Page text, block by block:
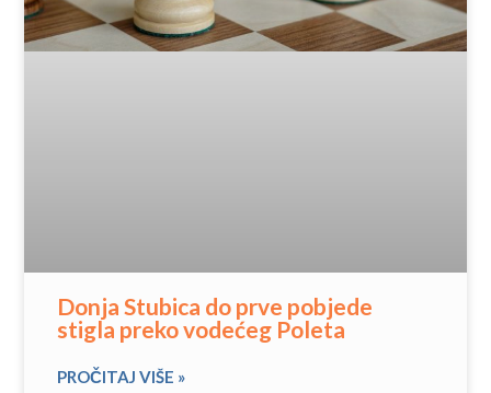
Donja Stubica do prve pobjede
stigla preko vodećeg Poleta
PROČITAJ VIŠE »